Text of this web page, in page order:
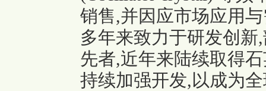
销售,并因应市场应用
多年来致力于研发创
先者,近年来陆续取得
持续加强开发,以成为